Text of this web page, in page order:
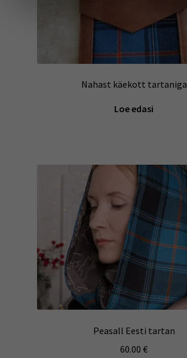
Nahast käekott tartaniga
Loe edasi
Peasall Eesti tartan
60.00 €